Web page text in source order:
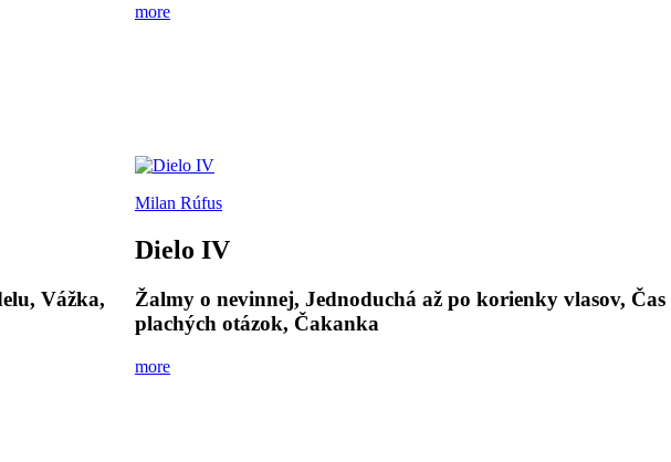
more
Vážka,
Milan Rúfus
Dielo IV
Žalmy o nevinnej, Jednoduchá až po korienky vlasov, Čas
plachých otázok, Čakanka
more